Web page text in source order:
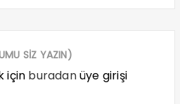
SİZ YAZIN)
için buradanüye girişi